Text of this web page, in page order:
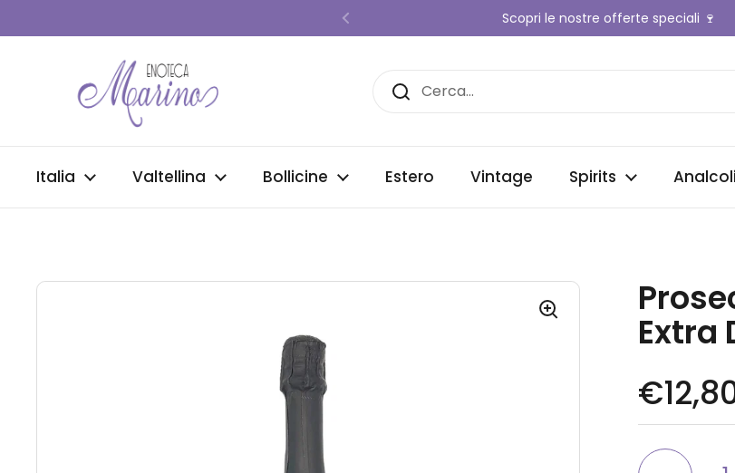
Precedente
Scopri le nostre offerte speciali 🍷
Italia Valtellina Bollicine Estero Vintage Spirits
Extra
Quantità